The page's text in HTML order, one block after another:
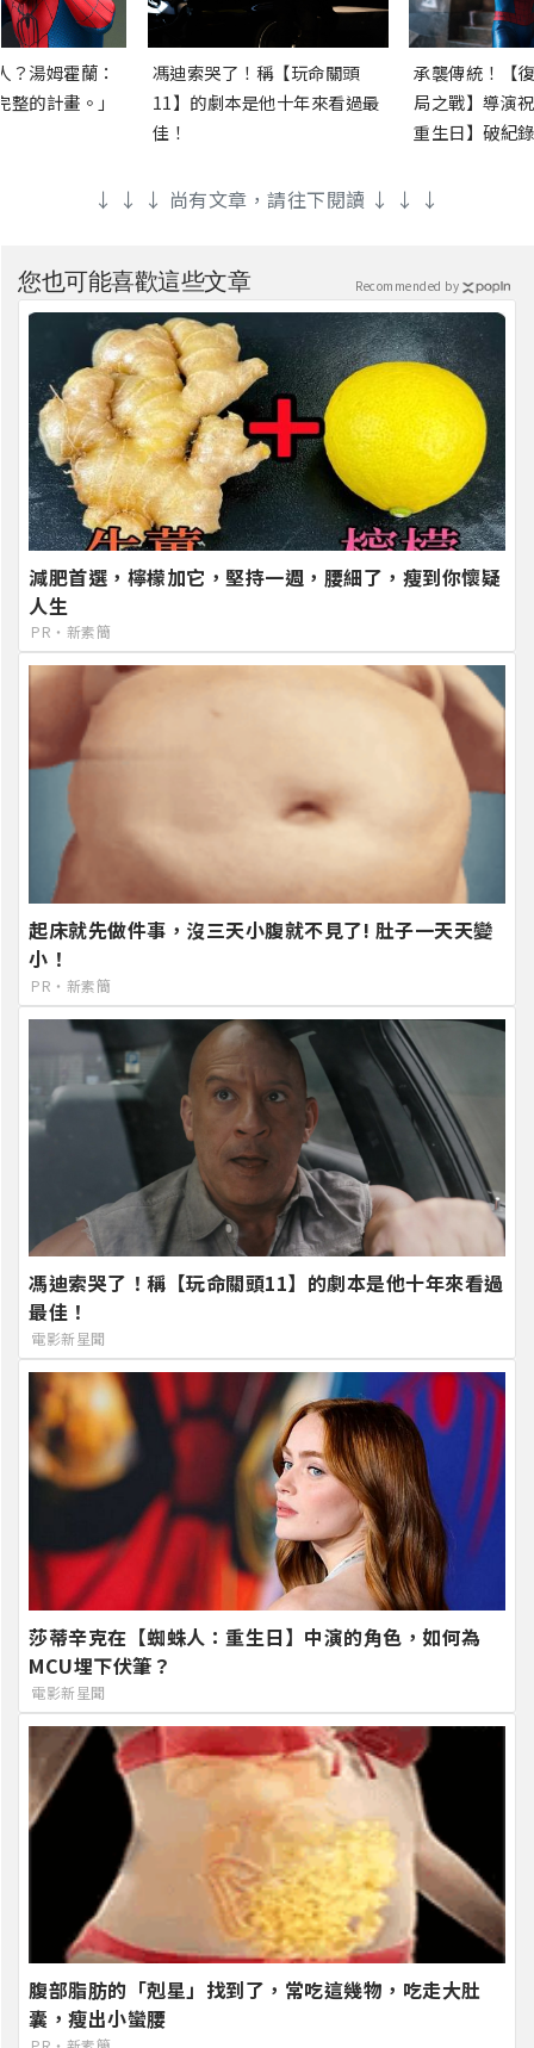
？湯姆霍蘭：
的計畫。」
馮迪索哭了！稱【玩命關頭
11】的劇本是他十年來看過最
佳！
承襲傳統！【
局之戰】導演
重生日】破紀
↓ ↓ ↓ 尚有文章，請往下閱讀 ↓ ↓ ↓
您也可能喜歡這些文章
減肥首選，檸檬加它，堅持一週，腰細了，瘦到你懷疑
人生
PR・新素簡
起床就先做件事，沒三天小腹就不見了! 肚子一天天變
小！
PR・新素簡
馮迪索哭了！稱【玩命關頭11】的劇本是他十年來看過
最佳！
電影新星聞
莎蒂辛克在【蜘蛛人：重生日】中演的角色，如何為
MCU埋下伏筆？
電影新星聞
腹部脂肪的「剋星」找到了，常吃這幾物，吃走大肚
囊，瘦出小蠻腰
Recommended by